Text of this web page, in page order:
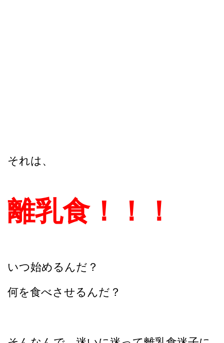
それは、
離乳食！！！
いつ始めるんだ？
何を食べさせるんだ？